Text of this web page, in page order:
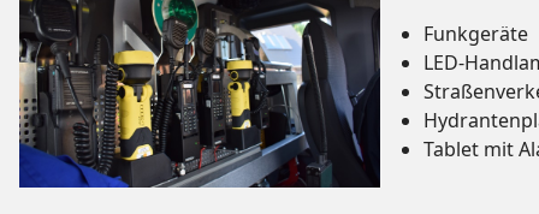
Funkgeräte
LED-
Tablet mit